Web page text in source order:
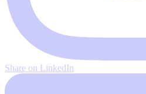
Share on LinkedIn